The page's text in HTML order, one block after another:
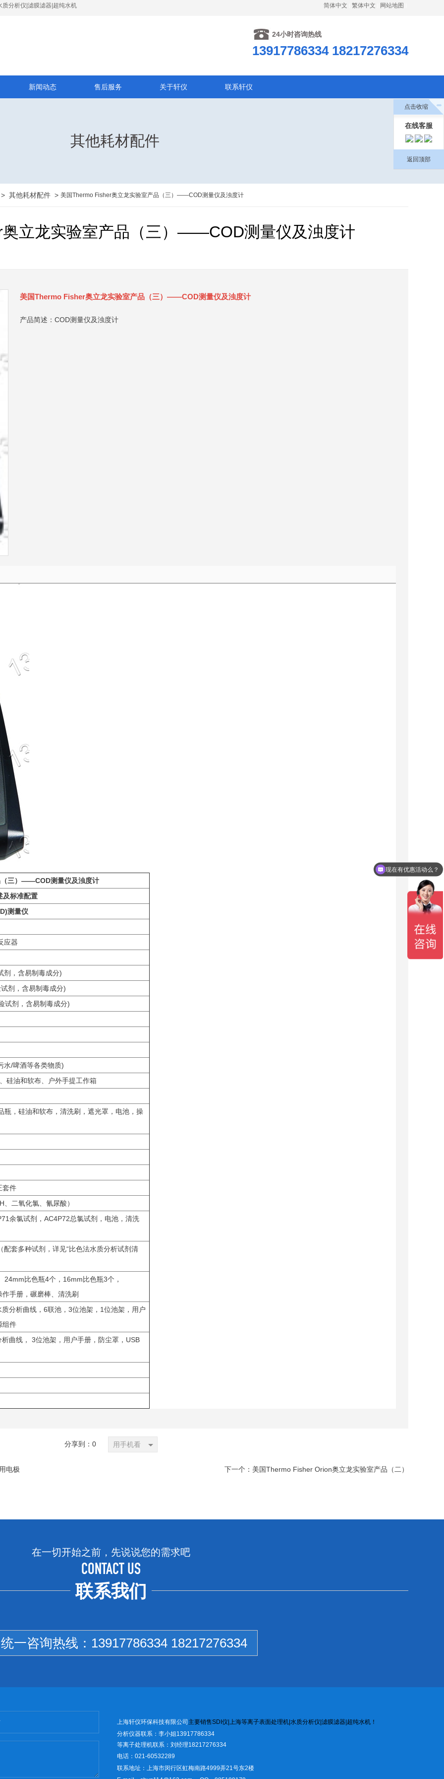
分析仪|滤膜滤器|超纯水机 简体中文 繁体中文 网站地图
24小时咨询热线
13917786334 18217276334
新闻动态 售后服务 关于轩仪 联系轩仪
其他耗材配件
> 其他耗材配件 > 美国Thermo Fisher奥立龙实验室产品（三）——COD测量仪及浊度计
立龙实验室产品（三）——COD测量仪及浊度计
美国Thermo Fisher奥立龙实验室产品（三）——COD测量仪及浊度计
产品简述：COD测量仪及浊度计
三）——COD测量仪及浊度计
及标准配置
测量仪
应器
，含易制毒成分)
剂，含易制毒成分)
试剂，含易制毒成分)
水/啤酒等各类物质)
硅油和软布、户外手提工作箱
，硅油和软布，清洗刷，遮光罩，电池，操
套件
二氧化氯、氰尿酸）
余氯试剂，AC4P72总氯试剂，电池，清洗
套多种试剂，详见“比色法水质分析试剂清
比色瓶4个，16mm比色瓶3个，
手册，碾磨棒、清洗刷
分析曲线，6联池，3位池架，1位池架，用户
组件
曲线， 3位池架，用户手册，防尘罩，USB
分享到： 0 用手机看
电极 下一个： 美国Thermo Fisher Orion奥立龙实验室产品（二）
在一切开始之前，先说说您的需求吧
CONTACT US
联系我们
一咨询热线： 13917786334 18217276334
上海轩仪环保科技有限公司 主要销售SD 仪 上海等离子表面处理机| 水质分析仪 滤膜滤器| 超纯水机！
分析仪器联系：李小姐13917786334
等离子处理机联系：刘经理18217276334
电话：021-60532289
联系地址：上海市闵行区虹梅南路4999弄21号东2楼
点击收缩
在线客服
返回顶部
可以介绍下你们的产品么？
现在有优惠活动么？